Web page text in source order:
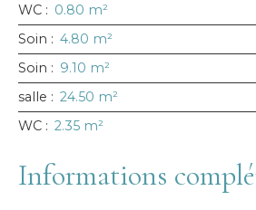
WC : 0.80 m²
Soin : 4.80 m²
Soin : 9.10 m²
salle : 24.50 m²
WC : 2.35 m²
Informations